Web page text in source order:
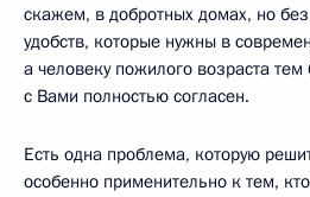
скажем, в добротных домах, но
удобств, которые нужны в
а человеку пожилого возраста
с Вами полностью согласен.
Есть одна проблема, которую
особенно применительно к тем,